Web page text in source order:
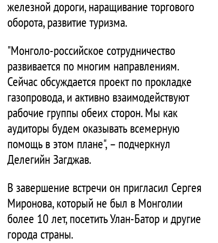
железной дороги, наращивание торгового
оборота, развитие туризма.
"Монголо-российское сотрудничество
развивается по многим направлениям.
Сейчас обсуждается проект по прокладке
газопровода, и активно взаимодействуют
рабочие группы обеих сторон. Мы как
аудиторы будем оказывать всемерную
помощь в этом плане", – подчеркнул
Делегийн Загджав.
В завершение встречи он пригласил Сергея
Миронова, который не был в Монголии
более 10 лет, посетить Улан-Батор и другие
города страны.